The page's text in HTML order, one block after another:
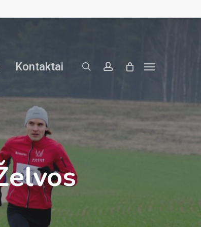
Kontaktai searchaccountMenu